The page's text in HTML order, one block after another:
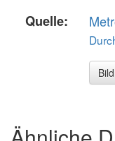
Quelle: